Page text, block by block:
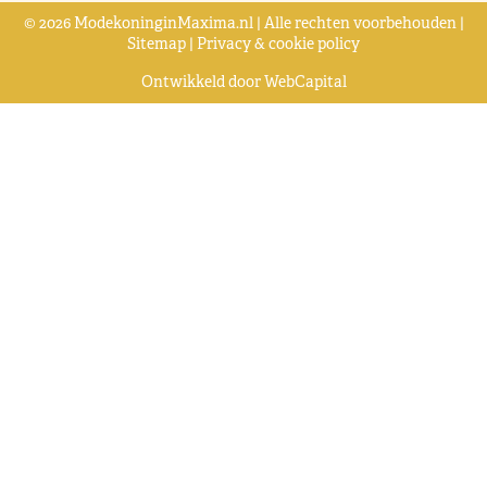
© 2026 ModekoninginMaxima.nl | Alle rechten voorbehouden |
Sitemap | Privacy & cookie policy
Ontwikkeld doorWebCapital